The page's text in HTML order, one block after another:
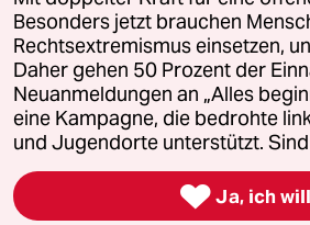
wenden Sie sich bitte an
lizenzen@taz.de
Feedback Redaktionsstatut
Leitlinie Informant Datenschutz
Seitenwende Einwilligungen
Besonders jetzt brauchen
Rechtsextremismus einsetzen,
Daher gehen 50 Prozent der
Neuanmeldungen an „Alles
eine Kampagne, die bedrohte
und Jugendorte unterstützt.
 Ja, ich will